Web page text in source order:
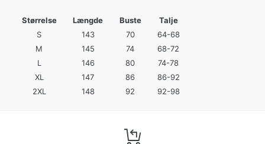
Størrelse Længde Buste
Talje
S
143 70
64-68
M
145 74
68-72
L
146 80
74-78
XL
147 86
86-92
2XL
148 92 92-98